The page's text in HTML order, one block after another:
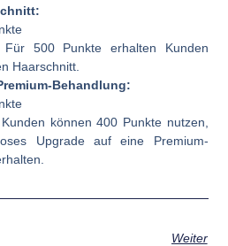
Für 500 Punkte erhalten Kunden
Haarschnitt.
Behandlung:
Kunden können 400 Punkte nutzen,
Upgrade auf eine Premium-
Weiter